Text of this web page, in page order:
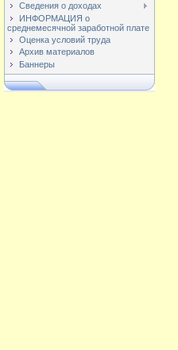
Сведения о доходах
ИНФОРМАЦИЯ о
среднемесячной заработной плате
Оценка условий труда
Архив материалов
Баннеры